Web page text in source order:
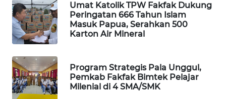
Umat Katolik TPW Fakfak Dukung
Peringatan 666 Tahun Islam
Masuk Papua, Serahkan 500
Karton Air Mineral
Program Strategis Pala Unggul,
Pemkab Fakfak Bimtek Pelajar
Milenial di 4 SMA/SMK
WAHANA
OTOMOTIF
WAHANA
HEALTH
WAHANA
DESA